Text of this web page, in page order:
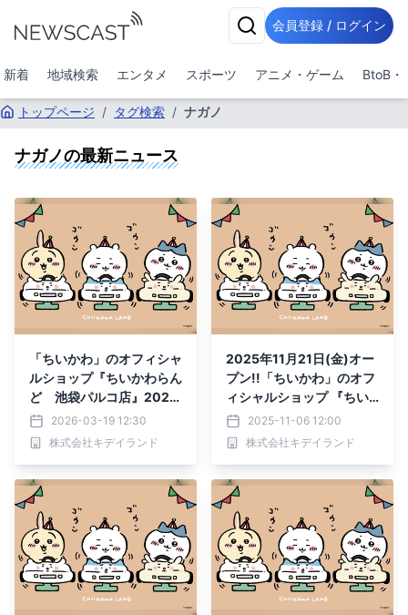
会員登録 / ログイン
新着 地域検索 エンタメ スポーツ アニメ・ゲーム BtoB・
トップページ / タグ検索 / ナガノ
ナガノの最新ニュース
「ちいかわ」のオフィシャ
ルショップ『ちいかわらん
ど 池袋パルコ店』2026
年4月3日(金)グランドオ
ープン
2026-03-19 12:30
株式会社キデイランド
2025年11月21日(金)オー
プン!!「ちいかわ」のオフ
ィシャルショップ 『ちい
かわらんど 金沢フォーラ
ス店』
2025-11-06 12:00
株式会社キデイランド